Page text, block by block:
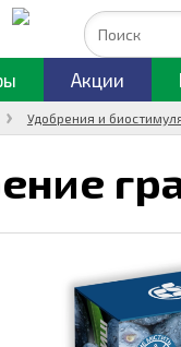
Акции
Удобрения и